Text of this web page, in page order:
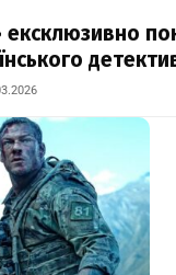
ексклюзивно